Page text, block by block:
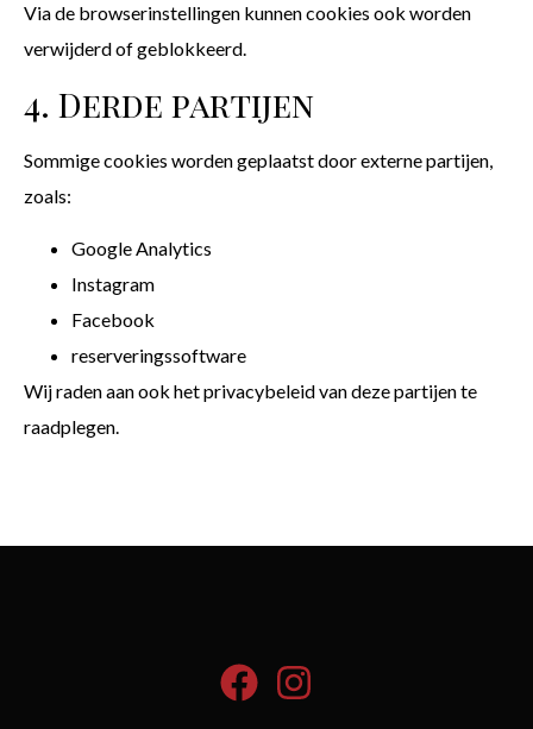
Via de browserinstellingen kunnen cookies ook worden
verwijderd of geblokkeerd.
4. Derde partijen
Sommige cookies worden geplaatst door externe partijen,
zoals:
Google Analytics
Instagram
Facebook
reserveringssoftware
Wij raden aan ook het privacybeleid van deze partijen te
raadplegen.